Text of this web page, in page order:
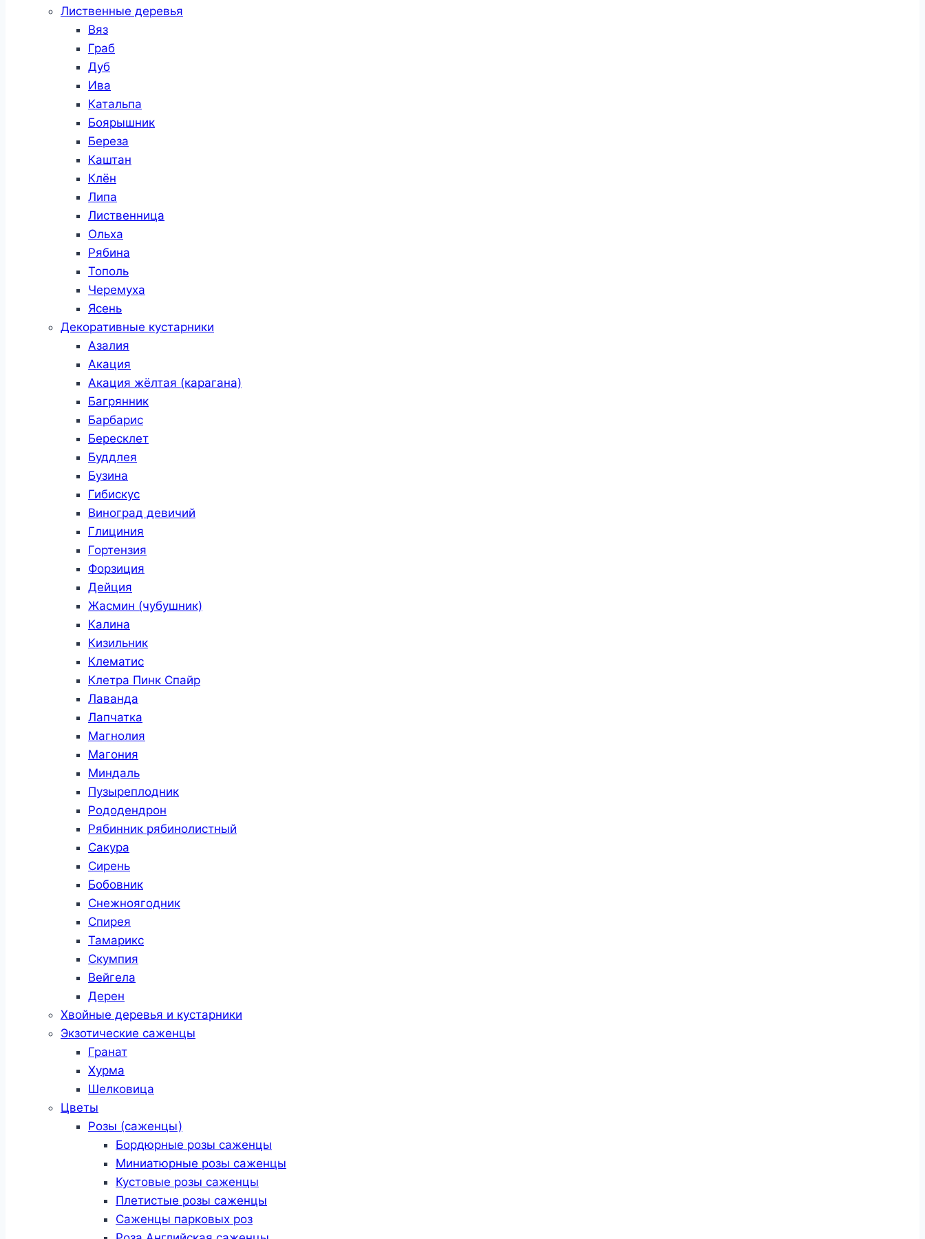
Лиственные деревья
Вяз
Граб
Дуб
Ива
Катальпа
Боярышник
Береза
Каштан
Клён
Липа
Лиственница
Ольха
Рябина
Тополь
Черемуха
Ясень
Декоративные кустарники
Азалия
Акация
Акация жёлтая (карагана)
Багрянник
Барбарис
Бересклет
Буддлея
Бузина
Гибискус
Виноград девичий
Глициния
Гортензия
Форзиция
Дейция
Жасмин (чубушник)
Калина
Кизильник
Клематис
Клетра Пинк Спайр
Лаванда
Лапчатка
Магнолия
Магония
Миндаль
Пузыреплодник
Рододендрон
Рябинник рябинолистный
Сакура
Сирень
Бобовник
Снежноягодник
Спирея
Тамарикс
Скумпия
Вейгела
Дерен
Хвойные деревья и кустарники
Экзотические саженцы
Гранат
Хурма
Шелковица
Цветы
Розы (саженцы)
Бордюрные розы саженцы
Миниатюрные розы саженцы
Кустовые розы саженцы
Плетистые розы саженцы
Саженцы парковых роз